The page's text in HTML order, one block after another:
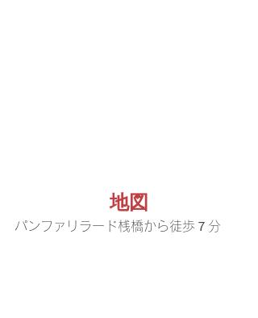
地図
パンファリラード桟橋から徒歩７分